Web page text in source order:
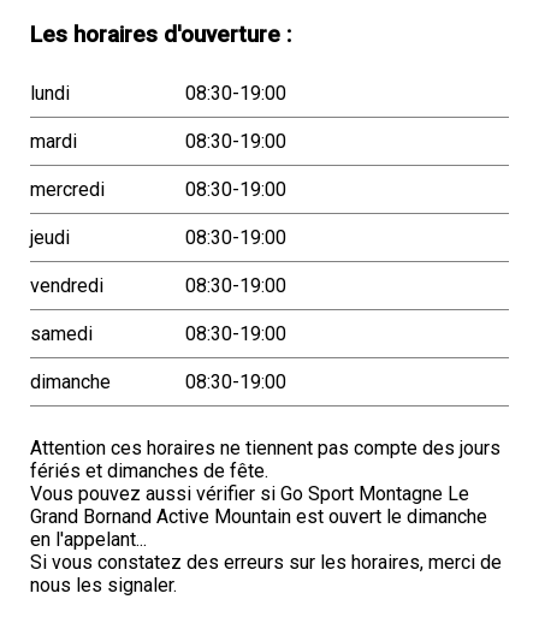
Les horaires d'ouverture :
lundi 08:30-19:00
mardi 08:30-19:00
mercredi 08:30-19:00
jeudi 08:30-19:00
vendredi 08:30-19:00
samedi 08:30-19:00
dimanche 08:30-19:00
Attention ces horaires ne tiennent pas compte des jours
fériés et dimanches de fête.
Vous pouvez aussi vérifier si Go Sport Montagne Le
Grand Bornand Active Mountain est ouvert le dimanche
en l'appelant...
Si vous constatez des erreurs sur les horaires, merci de
nous les signaler.